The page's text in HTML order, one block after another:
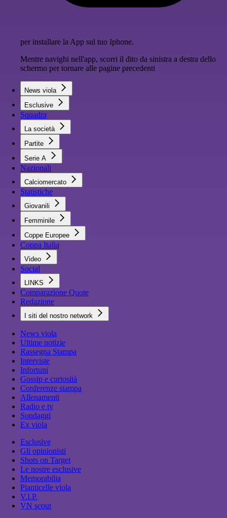
per installare la App sul tuo Iphone.
Mentre navighi nell'app, scorri il dito da sinistra a destra dello
schermo per tornare alle pagine precedenti
News viola
Esclusive
Squadra
La società
Partite
Serie A
Nazionali
Calciomercato
Statistiche
Giovanili
Femminile
Coppe Europee
Coppa Italia
Video
Social
LINKS
Comparazione Quote
Redazione
I siti del nostro network
News viola
Ultime notizie
Rassegna Stampa
Interviste
Infortuni
Gossip e curiosità
Conferenze stampa
Allenamenti
Radio e tv
Sondaggi
Ex viola
Esclusive
Gli opinionisti
Shots on Target
Le nostre esclusive
Memorabilia
Pianticelle viola
V.I.P.
VN scout